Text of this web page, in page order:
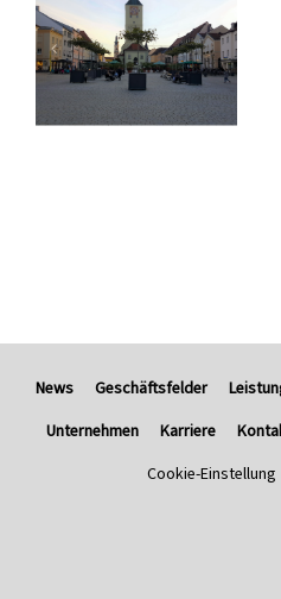
News Geschäftsfelder
Unternehmen
Karriere
Cookie-Einstellung